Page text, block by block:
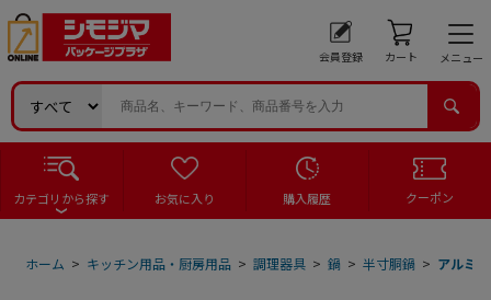
会員登録 カート メニュー
カテゴリから探す お気に入り 購入履歴 クーポン
ホーム > キッチン用品・厨房用品 > 調理器具 > 鍋 > 半寸胴鍋 > アルミ